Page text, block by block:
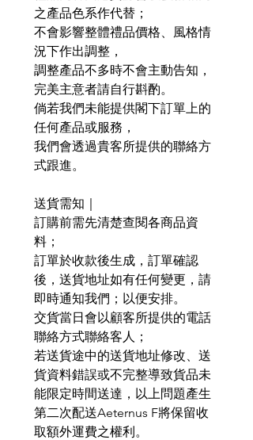
之產品色系作代替；
不會影響整體禮品價格、風格情
況下作出調整，
調整產品不多時不會主動告知，
完美主意者請自行斟酌。
倘若我們未能提供閣下訂單上的
任何產品或服務，
我們會透過貴客所提供的聯絡方
式跟進。
送貨需知｜
訂購前需先清楚查閱各商品資
料；
訂單於收款後生成，訂單確認
後，送貨地址如有任何變更，請
即時通知我們；以便安排。
交貨當日會以顧客所提供的電話
聯絡方式聯絡客人；
若送貨途中的送貨地址修改、送
貨資料錯誤或不完整導致貨品未
能限定時間送達，以上問題產生
第二次配送Aeternus F將保留收
取額外運費之權利。